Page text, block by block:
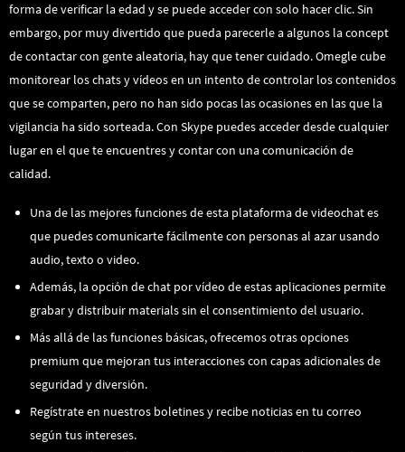
forma de verificar la edad y se puede acceder con solo hacer clic. Sin
embargo, por muy divertido que pueda parecerle a algunos la concept
de contactar con gente aleatoria, hay que tener cuidado. Omegle cube
monitorear los chats y vídeos en un intento de controlar los contenidos
que se comparten, pero no han sido pocas las ocasiones en las que la
vigilancia ha sido sorteada. Con Skype puedes acceder desde cualquier
lugar en el que te encuentres y contar con una comunicación de
calidad.
Una de las mejores funciones de esta plataforma de videochat es
que puedes comunicarte fácilmente con personas al azar usando
audio, texto o video.
Además, la opción de chat por vídeo de estas aplicaciones permite
grabar y distribuir materials sin el consentimiento del usuario.
Más allá de las funciones básicas, ofrecemos otras opciones
premium que mejoran tus interacciones con capas adicionales de
seguridad y diversión.
Regístrate en nuestros boletines y recibe noticias en tu correo
según tus intereses.